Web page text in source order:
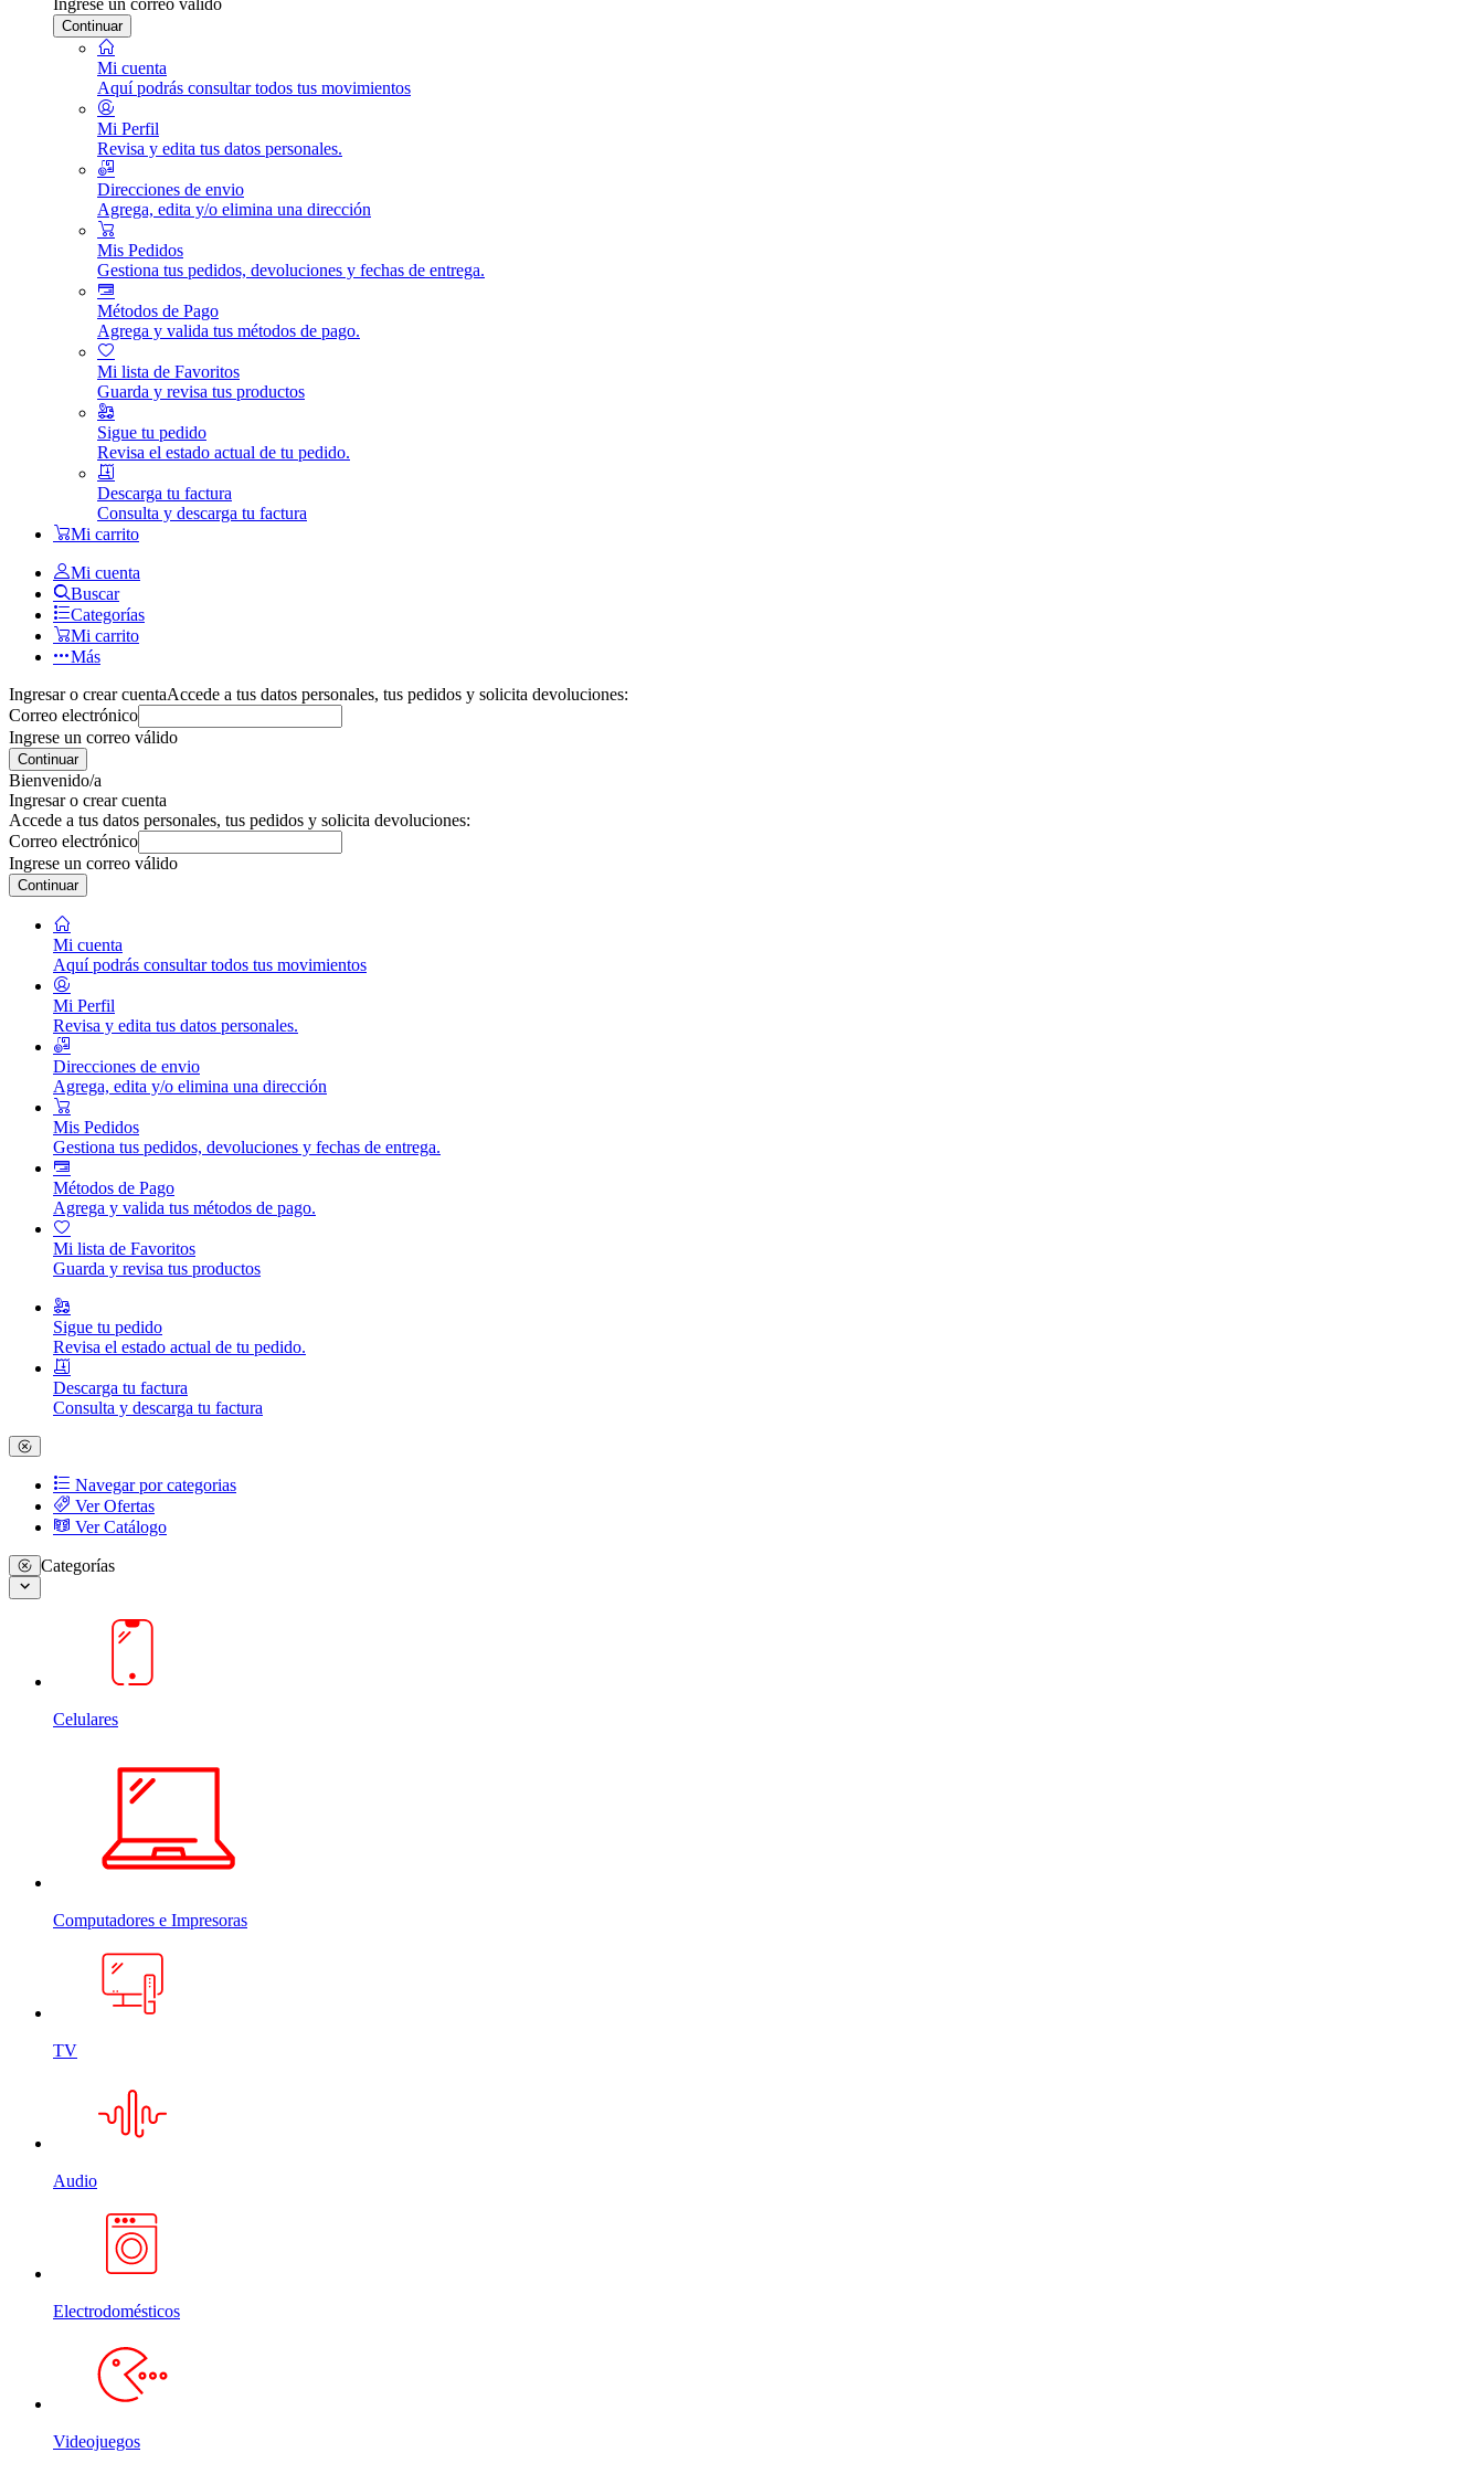
Continuar
Mi cuenta
Aquí podrás consultar todos tus movimientos
Mi Perfil
Revisa y edita tus datos personales.
Direcciones de envio
Agrega, edita y/o elimina una dirección
Mis Pedidos
Gestiona tus pedidos, devoluciones y fechas de entrega.
Métodos de Pago
Agrega y valida tus métodos de pago.
Mi lista de Favoritos
Guarda y revisa tus productos
Sigue tu pedido
Revisa el estado actual de tu pedido.
Descarga tu factura
Consulta y descarga tu factura
Mi carrito
Mi cuenta
Buscar
Categorías
Mi carrito
Más
Ingresar o crear cuentaAccede a tus datos personales, tus pedidos y solicita devoluciones:
Correo electrónico
Ingrese un correo válido
Continuar
Bienvenido/a
Ingresar o crear cuenta
Accede a tus datos personales, tus pedidos y solicita devoluciones:
Correo electrónico
Ingrese un correo válido
Continuar
Mi cuenta
Aquí podrás consultar todos tus movimientos
Mi Perfil
Revisa y edita tus datos personales.
Direcciones de envio
Agrega, edita y/o elimina una dirección
Mis Pedidos
Gestiona tus pedidos, devoluciones y fechas de entrega.
Métodos de Pago
Agrega y valida tus métodos de pago.
Mi lista de Favoritos
Guarda y revisa tus productos
Sigue tu pedido
Revisa el estado actual de tu pedido.
Descarga tu factura
Consulta y descarga tu factura
Navegar por categorias
Ver Ofertas
Ver Catálogo
Categorías
Celulares
Computadores e Impresoras
TV
Audio
Electrodomésticos
Videojuegos